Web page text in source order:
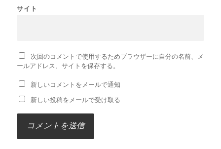
サイト
次回のコメントで使用するためブラウザーに自分の名前、メ
ールアドレス、サイトを保存する。
新しいコメントをメールで通知
新しい投稿をメールで受け取る